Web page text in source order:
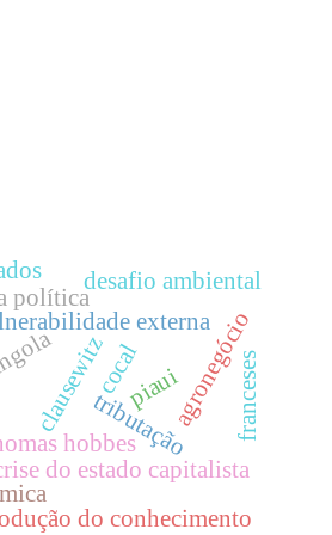
clausewitz
hobbes
externa
do estado capitalista
tributaçãoagronegócio
franceses
política
desafio ambiental
do conhecimento
cocalpiaui